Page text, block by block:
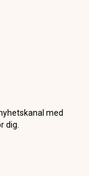
med
dig.